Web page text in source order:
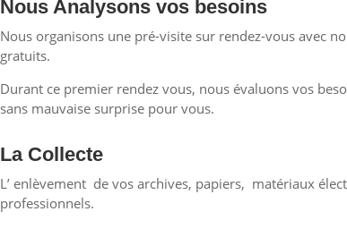
Nous Analysons vos besoins
Nous organisons une pré-visite sur rendez-vous avec
gratuits.
Durant ce premier rendez vous, nous évaluons vos
sans mauvaise surprise pour vous.
La Collecte
L’ enlèvement de vos archives, papiers, matériaux
professionnels.